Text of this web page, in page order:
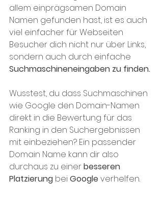
allem einprägsamen Domain
Namen gefunden hast, ist es auch
viel einfacher für Webseiten
Besucher dich nicht nur über Links,
sondern auch durch einfache
Suchmaschineneingaben zu finden.
Wusstest, du dass Suchmaschinen
wie Google den Domain-Namen
direkt in die Bewertung für das
Ranking in den Suchergebnissen
mit einbeziehen? Ein passender
Domain Name kann dir also
durchaus zu einer besseren
Platzierung bei Google verhelfen.